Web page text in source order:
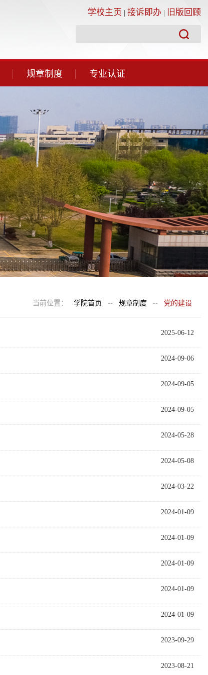
学校主页 接诉即办 旧版回顾
规章制度 专业认证
当前位置： 学院首页 -- 规章制度 -- 党的建设
2025-06-12
2024-09-06
2024-09-05
2024-09-05
2024-05-28
2024-05-08
2024-03-22
2024-01-09
2024-01-09
2024-01-09
2024-01-09
2024-01-09
2023-09-29
2023-08-21